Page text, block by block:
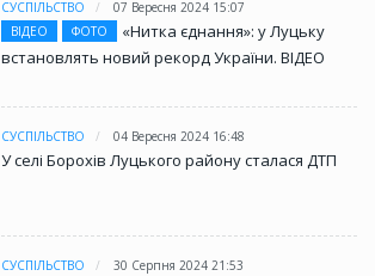
СУСПІЛЬСТВО
07 Вересня 2024 15:07
ВІДЕО
ФОТО
«Нитка єднання»: у Луцьку
встановлять новий рекорд України. ВІДЕО
СУСПІЛЬСТВО 04 Вересня 2024 16:48
У селі Борохів Луцького району сталася ДТП
СУСПІЛЬСТВО
30 Серпня 2024 21:53